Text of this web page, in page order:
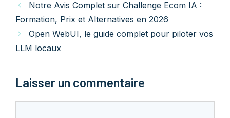
Notre Avis Complet sur Challenge Ecom IA :
Formation, Prix et Alternatives en 2026
Open WebUI, le guide complet pour piloter vos
LLM locaux
Laisser un commentaire